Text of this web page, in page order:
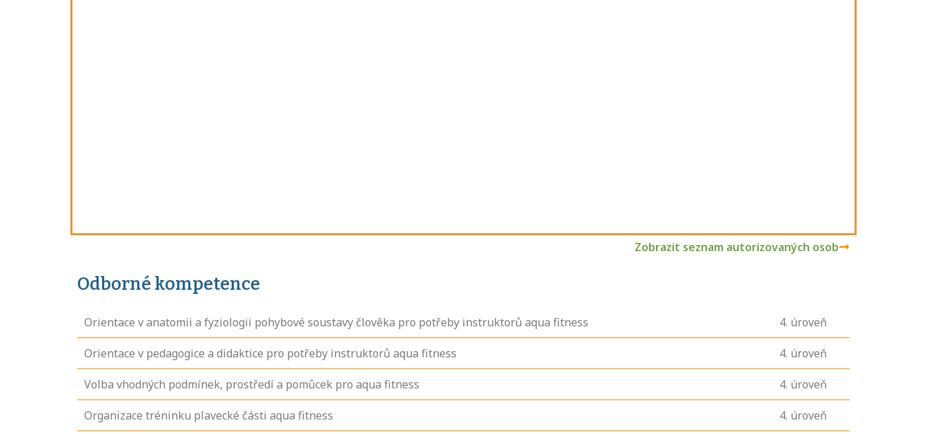
Zobrazit seznam autorizovaných osob
Odborné kompetence
Orientace v anatomii a fyziologii pohybové soustavy člověka pro potřeby instruktorů aqua fitness 4. úroveň
Orientace v pedagogice a didaktice pro potřeby instruktorů aqua fitness 4. úroveň
Volba vhodných podmínek, prostředí a pomůcek pro aqua fitness 4. úroveň
Organizace tréninku plavecké části aqua fitness 4. úroveň